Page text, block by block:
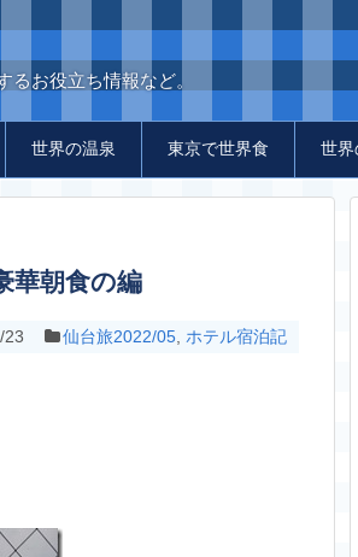
お役立ち情報など。
世界の温泉 東京で世界食 世界
華朝食の編
23 仙台旅2022/05 ホテル宿泊記